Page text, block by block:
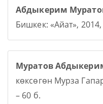
Абдыкерим
Бишкек: «Айат», 2014,
Муратов
көксөгөн Мурза
– 60 б.